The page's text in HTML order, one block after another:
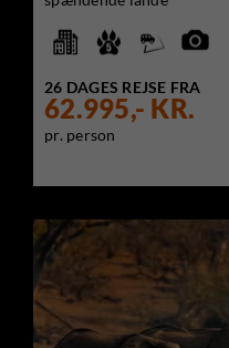
26 DAGES REJSE FRA
62.995,- KR.
pr. person